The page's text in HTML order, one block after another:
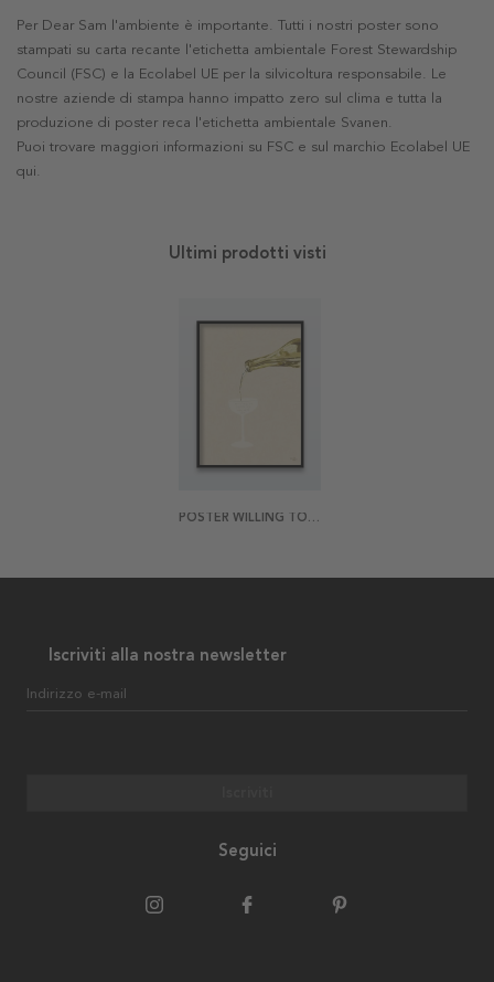
Per Dear Sam l'ambiente è importante. Tutti i nostri poster sono
stampati su carta recante l'etichetta ambientale Forest Stewardship
Council (FSC) e la Ecolabel UE per la silvicoltura responsabile. Le
nostre aziende di stampa hanno impatto zero sul clima e tutta la
produzione di poster reca l'etichetta ambientale Svanen.
Puoi trovare maggiori informazioni su FSC e sul marchio Ecolabel UE
qui.
Ultimi prodotti visti
POSTER WILLING TO SHARE MY WINE WITH YOU
Iscriviti alla nostra newsletter
Indirizzo e-mail
Seguici